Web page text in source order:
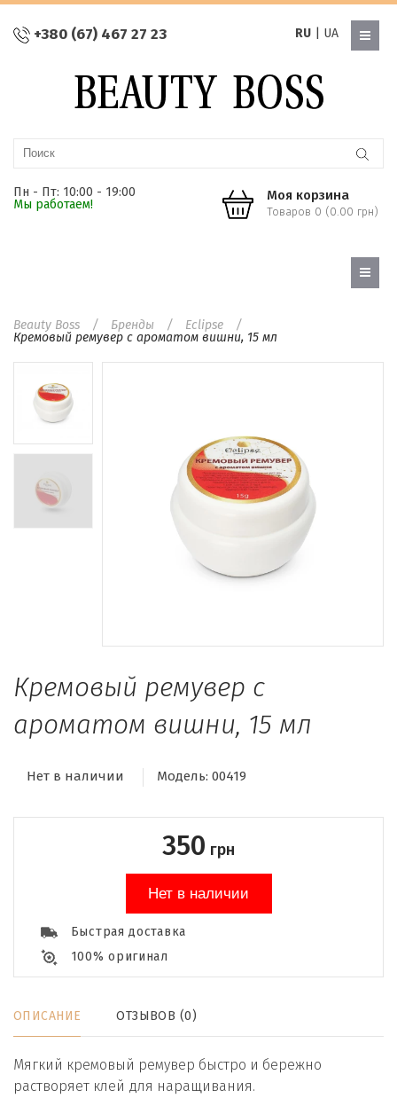
+380 (67) 467 27 23 RU| UA
Пн - Пт: 10:00 - 19:00
Мы работаем!
Моя корзина
Товаров 0 (0.00 грн)
Beauty Boss Бренды
Eclipse
Кремовый ремувер с ароматом вишни, 15 мл
Кремовый ремувер с
ароматом вишни, 15 мл
Нет в наличии Модель: 00419
350 грн
Нет в наличии
Быстрая доставка
100% оригинал
ОПИСАНИЕ ОТЗЫВОВ (0)
Мягкий кремовый ремувер быстро и бережно
растворяет клей для наращивания.